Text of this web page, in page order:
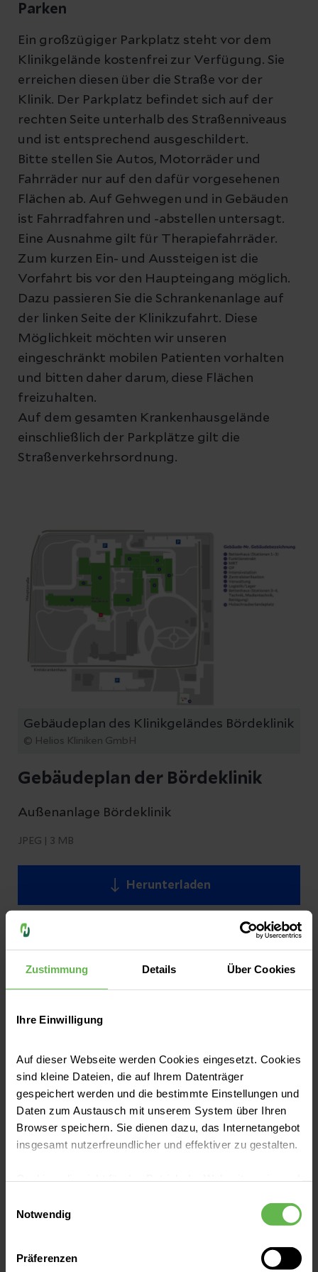
Zustimmung Details Über Cookies
Ihre Einwilligung
Auf dieser Webseite werden Cookies eingesetzt. Cookies
sind kleine Dateien, die auf Ihrem Datenträger
gespeichert werden und die bestimmte Einstellungen und
Daten zum Austausch mit unserem System über Ihren
Browser speichern. Sie dienen dazu, das Internetangebot
insgesamt nutzerfreundlicher und effektiver zu gestalten.
eingesetzt werden.
Es steht Ihnen frei, unsere Seite mit nur den notwendigen
Cookies zu benutzen, eine individuelle Auswahl
Notwendig
Präferenzen
Parken
Ein großzügiger Parkplatz steht vor dem
Klinikgelände kostenfrei zur Verfügung. Sie
erreichen diesen über die Straße vor der
Klinik. Der Parkplatz befindet sich auf der
rechten Seite unterhalb des Straßenniveaus
und ist entsprechend ausgeschildert.
Bitte stellen Sie Autos, Motorräder und
Fahrräder nur auf den dafür vorgesehenen
Flächen ab. Auf Gehwegen und in Gebäuden
ist Fahrradfahren und -abstellen untersagt.
Eine Ausnahme gilt für Therapiefahrräder.
Zum kurzen Ein- und Aussteigen ist die
Vorfahrt bis vor den Haupteingang möglich.
Dazu passieren Sie die Schrankenanlage auf
der linken Seite der Klinikzufahrt. Diese
Möglichkeit möchten wir unseren
eingeschränkt mobilen Patienten vorhalten
und bitten daher darum, diese Flächen
freizuhalten.
Auf dem gesamten Krankenhausgelände
einschließlich der Parkplätze gilt die
Straßenverkehrsordnung.
Gebäudeplan des Klinikgeländes Bördeklinik
© Helios Kliniken GmbH
Gebäudeplan der Bördeklinik
Außenanlage Bördeklinik
JPEG 3 MB
Herunterladen
Fahrzeuge, die auf nicht
ausgewiesenen Parkflächen abgestellt
wurden, werden kostenpflichtig
Taxi
Sofern Sie ein Taxi benötigen, wenden Sie sich